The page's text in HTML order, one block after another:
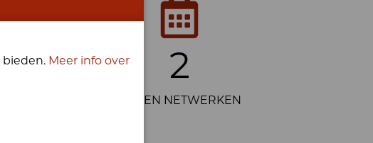
2
DAGEN NETWERKEN
Meer info over